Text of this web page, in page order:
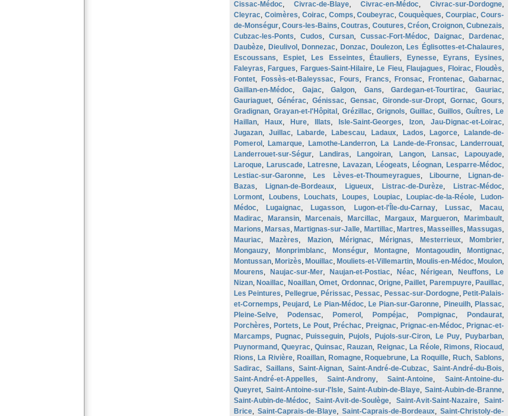
Cissac-Médoc, Civrac-de-Blaye, Civrac-en-Médoc, Civrac-sur-Dordogne,
Cleyrac, Coimères, Coirac, Comps,Coubeyrac,Couquèques,Courpiac,Cours-
de-Monségur,Cours-les-Bains,Coutras, Coutures, Créon, Croignon,Cubnezais,
Cubzac-les-Ponts, Cudos, Cursan, Cussac-Fort-Médoc, Daignac, Dardenac,
Daubèze, Dieulivol , Donnezac, Donzac, Doulezon, Les Églisottes-et-Chalaures,
Escoussans, Espiet, Les Esseintes, Étauliers, Eynesse, Eyrans, Eysines,
Faleyras, Fargues, Fargues-Saint-Hilaire, Le Fieu, Flaujagues, Floirac, Floudès,
Fontet, Fossès-et-Baleyssac, Fours, Francs, Fronsac, Frontenac,Gabarnac,
Gaillan-en-Médoc, Gajac,Galgon, Gans,Gardegan-et-Tourtirac,Gauriac,
Gauriaguet, Générac, Génissac, Gensac, Gironde-sur-Dropt, Gornac, Gours,
Gradignan, Grayan-et-l'Hôpital , Grézillac, Grignols, Guillac, Guillos, Guîtres, Le
Haillan, Haux, Hure, Illats, Isle-Saint-Georges, Izon, Jau-Dignac-et-Loirac,
Jugazan, Juillac, Labarde, Labescau, Ladaux, Lados, Lagorce,
Lalande-de-
Pomerol , Lamarque, Lamothe-Landerron, La Lande-de-Fronsac, Landerrouat,
Landerrouet-sur-Ségur, Landiras, Langoiran, Langon, Lansac, Lapouyade,
Laroque, Laruscade, Latresne, Lavazan, Léogeats, Léognan, Lesparre-Médoc,
Lestiac-sur-Garonne, Les Lèves-et-Thoumeyragues, Libourne,
Lignan-de-
Bazas, Lignan-de-Bordeaux, Ligueux, Listrac-de-Durèze, Listrac-Médoc,
Lormont, Loubens, Louchats, Loupes, Loupiac, Loupiac-de-la-Réole,
Ludon-
Médoc, Lugaignac, Lugasson, Lugon-et-l'Île-du-Carnay, Lussac, Macau,
Madirac, Maransin, Marcenais, Marcillac, Margaux, Margueron, Marimbault,
Marions, Marsas, Martignas-sur-Jalle, Martillac, Martres, Masseilles, Massugas,
Mauriac, Mazères, Mazion, Mérignac, Mérignas, Mesterrieux, Mombrier,
Mongauzy, Monprimblanc, Monségur, Montagne, Montagoudin, Montignac,
Montussan, Morizès, Mouillac, Mouliets-et-Villemartin, Moulis-en-Médoc, Moulon,
Mourens, Naujac-sur-Mer, Naujan-et-Postiac, Néac, Nérigean, Neuffons,
Le
Nizan, Noaillac, Noaillan,Omet, Ordonnac, Origne, Paillet, Parempuyre, Pauillac,
Les Peintures, Pellegrue, Périssac, Pessac, Pessac-sur-Dordogne, Petit-Palais-
et-Cornemps, Peujard , Le Pian-Médoc, Le Pian-sur-Garonne, Pineuilh, Plassac,
Pleine-Selve, Podensac, Pomerol , Pompéjac, Pompignac, Pondaurat,
Porchères, Portets, Le Pout, Préchac, Preignac, Prignac-en-Médoc, Prignac-et-
Marcamps, Pugnac, Puisseguin, Pujols, Pujols-sur-Ciron, Le Puy, Puybarban,
Puynormand ,Queyrac,Quinsac, Rauzan, Reignac, La Réole, Rimons, Riocaud ,
Rions, La Rivière, Roaillan, Romagne, Roquebrune, La Roquille, Ruch,Sablons,
Sadirac, Saillans, Saint-Aignan, Saint-André-de-Cubzac, Saint-André-du-Bois,
Saint-André-et-Appelles, Saint-Androny,Saint-Antoine,Saint-Antoine-du-
Queyret, Saint-Antoine-sur-l'Isle, Saint-Aubin-de-Blaye, Saint-Aubin-de-Branne,
Saint-Aubin-de-Médoc,Saint-Avit-de-Soulège, Saint-Avit-Saint-Nazaire,Saint-
Brice, Saint-Caprais-de-Blaye, Saint-Caprais-de-Bordeaux, Saint-Christoly-de-